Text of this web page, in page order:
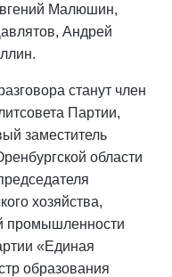
Малюшин,
Андрей
станут член
Партии,
заместитель
области
хозяйства,
промышленности
«Единая
образования